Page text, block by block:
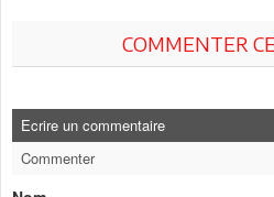
COMMENTER
Ecrire un commentaire
Commenter